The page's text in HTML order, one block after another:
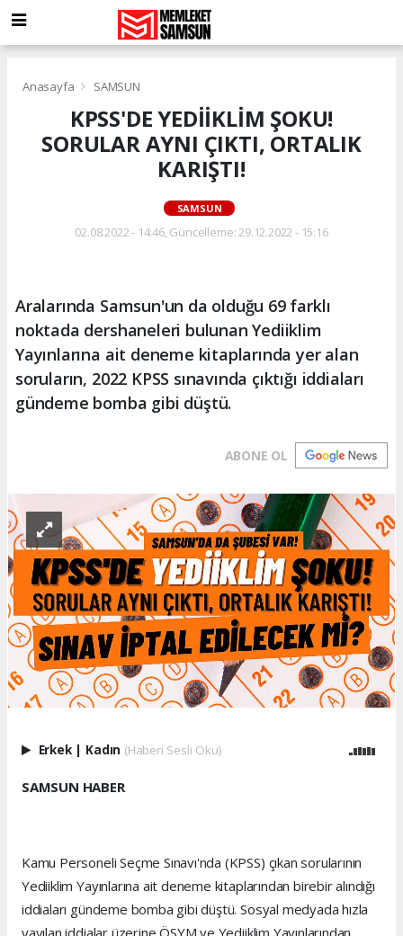
Anasayfa SAMSUN
KPSS'DE YEDİİKLİM ŞOKU!
SORULAR AYNI ÇIKTI, ORTALIK
KARIŞTI!
SAMSUN
02.08.2022 - 14:46, Güncelleme: 29.12.2022 - 15:16
Aralarında Samsun'un da olduğu 69 farklı
noktada dershaneleri bulunan Yediiklim
Yayınlarına ait deneme kitaplarında yer alan
soruların, 2022 KPSS sınavında çıktığı iddiaları
gündeme bomba gibi düştü.
ABONE OL
Erkek | Kadın (Haberi Sesli Oku)
SAMSUN HABER
Kamu Personeli Seçme Sınavı'nda (KPSS) çıkan sorularının
Yediiklim Yayınlarına ait deneme kitaplarından birebir alındığı
iddiaları gündeme bomba gibi düştü. Sosyal medyada hızla